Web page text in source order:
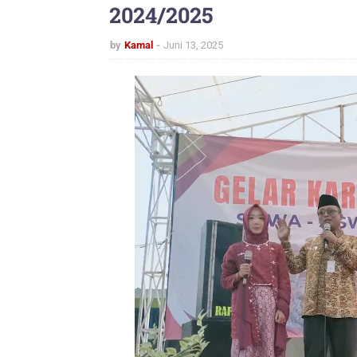
2024/2025
by Kamal Juni 13, 2025